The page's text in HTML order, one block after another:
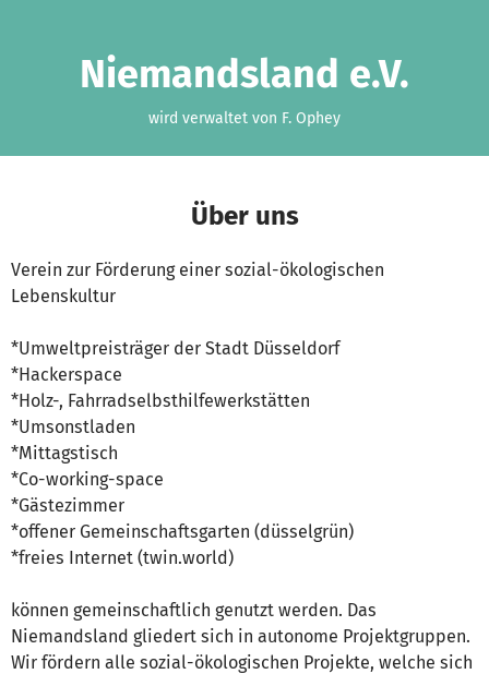
Niemandsland e.V.
wird verwaltet von F. Ophey
Über uns
Verein zur Förderung einer sozial-ökologischen
Lebenskultur
*Umweltpreisträger der Stadt Düsseldorf
*Hackerspace
*Holz-, Fahrradselbsthilfewerkstätten
*Umsonstladen
*Mittagstisch
*Co-working-space
*Gästezimmer
*offener Gemeinschaftsgarten (düsselgrün)
*freies Internet (twin.world)
können gemeinschaftlich genutzt werden. Das
Niemandsland gliedert sich in autonome Projektgruppen.
Wir fördern alle sozial-ökologischen Projekte, welche sich